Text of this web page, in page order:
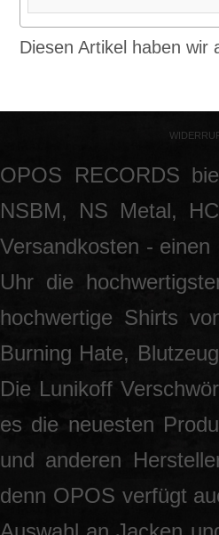
Diesen Artikel haben wir
OPOS RECORDS
NSBM, NS Metal,
Versandkosten -
Uhr die
hochwertige Shirts
Burning Hate,
Die Lunikoff
es die neuesten
und anderen
denn OPOS verfügt